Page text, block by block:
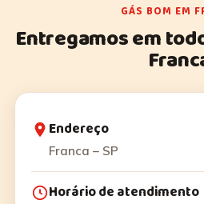
GÁS BOM EM
Entregamos em
Endereço
Franca – SP
Horário de atendimento